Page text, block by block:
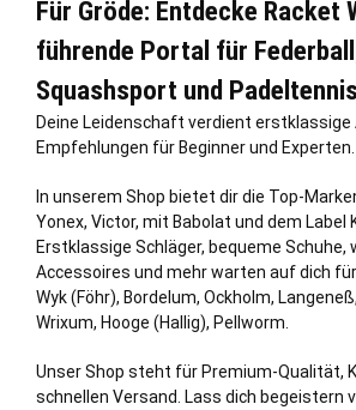
Für Gröde: Entdecke Racket
führende Portal für
Squashsport und Padeltennis
Deine Leidenschaft verdient erstklassige
Empfehlungen für Beginner und Experten.
In unserem Shop bietet dir die Top-
Yonex, Victor, mit Babolat und dem Label
Erstklassige Schläger, bequeme Schuhe,
Accessoires und mehr warten auf dich für
Wyk (Föhr), Bordelum, Ockholm, Langeneß,
Wrixum, Hooge (Hallig), Pellworm
Unser Shop steht für Premium-Qualität,
schnellen Versand. Lass dich begeistern